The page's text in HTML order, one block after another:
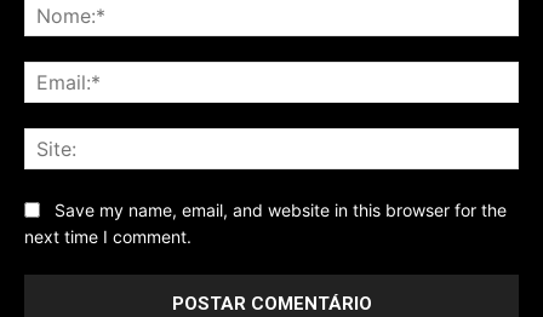
Save my name, email, and website in this browser for the
next time I comment.